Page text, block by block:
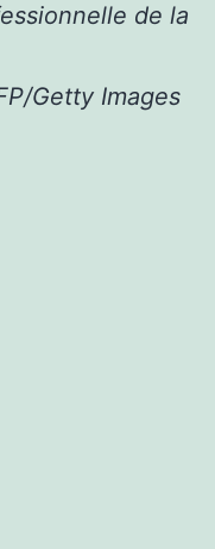
de la
Getty Images